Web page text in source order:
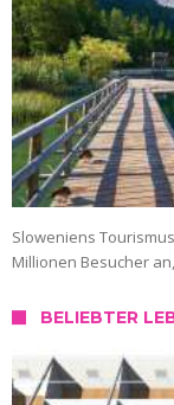
Sloweniens
Millionen Besucher
BELIEBTER